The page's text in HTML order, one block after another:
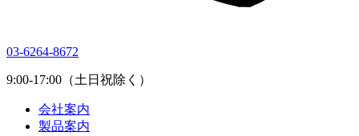
03-6264-8672
9:00-17:00（土日祝除く）
会社案内
製品案内